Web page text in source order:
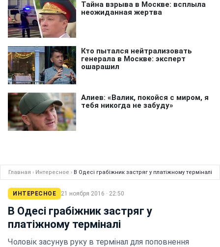
Главная › Интересное › В Одесі грабіжник застряг у платіжному терміналі
ИНТЕРЕСНОЕ 21 ноября 2016 · 22:50
В Одесі грабіжник застряг у
платіжному терміналі
Чоловік засунув руку в термінал для поповнення